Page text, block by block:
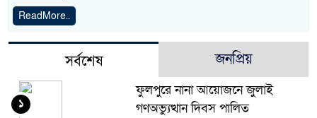
ReadMore..
সর্বশেষ জনপ্রিয়
ফুলপুরে নানা আয়োজনে জুলাই
গণঅভ্যুত্থান দিবস পালিত
১